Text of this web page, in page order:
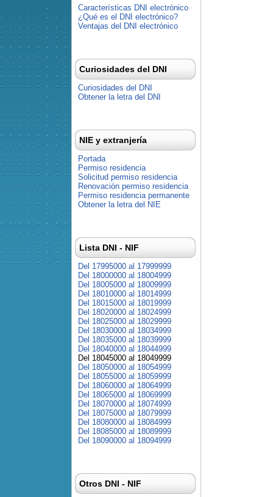
Características DNI electrónico
¿Qué es el DNI electrónico?
Ventajas del DNI electrónico
Curiosidades del DNI
Curiosidades del DNI
Obtener la letra del DNI
NIE y extranjería
Portada
Permiso residencia
Solicitud permiso residencia
Renovación permiso residencia
Permiso residencia permanente
Obtener la letra del NIE
Lista DNI - NIF
Del 17995000 al 17999999
Del 18000000 al 18004999
Del 18005000 al 18009999
Del 18010000 al 18014999
Del 18015000 al 18019999
Del 18020000 al 18024999
Del 18025000 al 18029999
Del 18030000 al 18034999
Del 18035000 al 18039999
Del 18040000 al 18044999
Del 18045000 al 18049999
Del 18050000 al 18054999
Del 18055000 al 18059999
Del 18060000 al 18064999
Del 18065000 al 18069999
Del 18070000 al 18074999
Del 18075000 al 18079999
Del 18080000 al 18084999
Del 18085000 al 18089999
Del 18090000 al 18094999
Otros DNI - NIF